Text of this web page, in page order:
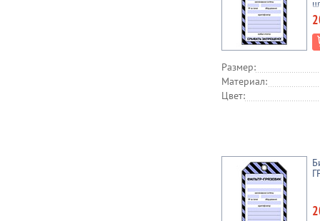
Размер:
Материал:
Цвет: